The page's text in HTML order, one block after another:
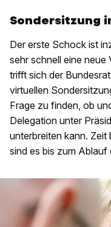
Sondersitzung
Der erste Schock ist
sehr schnell eine neue
trifft sich der
virtuellen
Frage zu finden, ob
Delegation unter
unterbreiten kann. Zeit
sind es bis zum